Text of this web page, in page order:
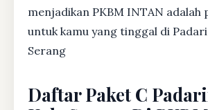
menjadikan PKBM INTAN adalah
untuk kamu yang tinggal di
Serang
Daftar Paket C